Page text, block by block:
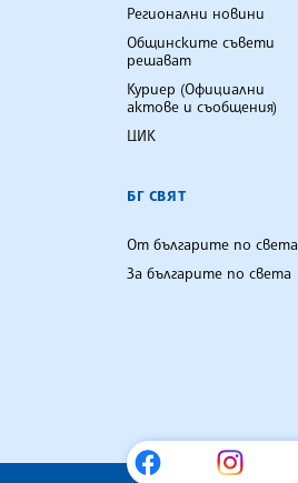
Регионални новини
Общинските съвети
решават
Куриер (Официални
актове и съобщения)
ЦИК
БГ СВЯТ
От българите по света
За българите по света